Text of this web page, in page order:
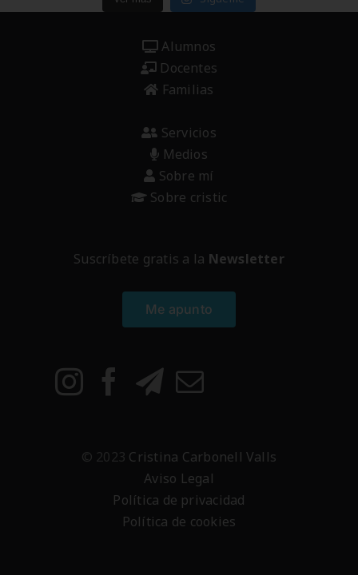
Alumnos
Docentes
Familias
Servicios
Medios
Sobre mí
Sobre cristic
Suscríbete gratis a la Newsletter
Me apunto
© 2023 Cristina Carbonell Valls
Aviso Legal
Política de privacidad
Política de cookies